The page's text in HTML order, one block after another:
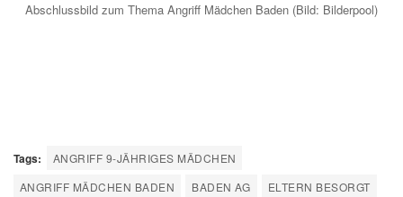
Abschlussbild zum Thema Angriff Mädchen Baden (Bild: Bilderpool)
Tags:
ANGRIFF 9-JÄHRIGES MÄDCHEN
ANGRIFF MÄDCHEN BADEN
BADEN AG
ELTERN BESORGT